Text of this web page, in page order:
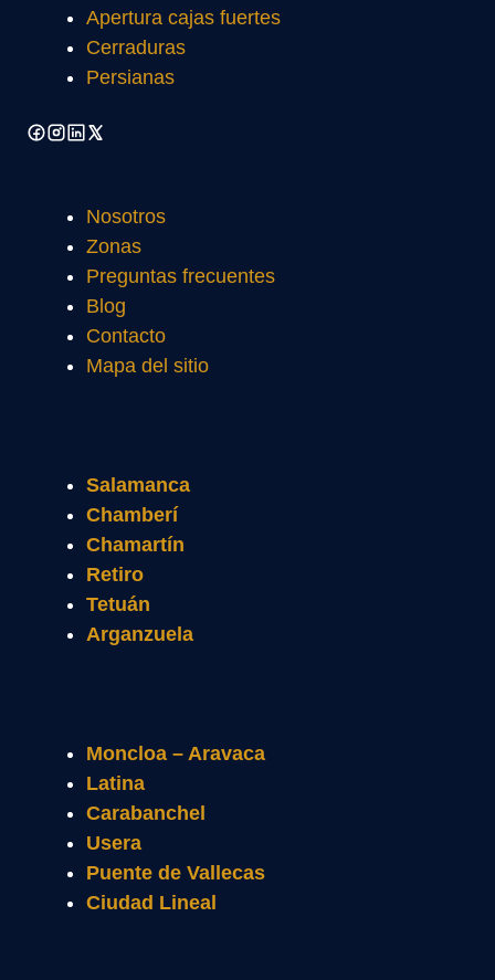
Apertura cajas fuertes
Cerraduras
Persianas
Nosotros
Zonas
Preguntas frecuentes
Blog
Contacto
Mapa del sitio
Salamanca
Chamberí
Chamartín
Retiro
Tetuán
Arganzuela
Moncloa – Aravaca
Latina
Carabanchel
Usera
Puente de Vallecas
Ciudad Lineal